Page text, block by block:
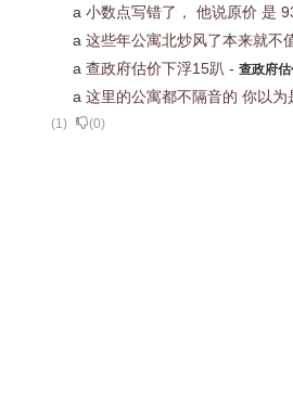
a 小数点写错了， 他说原价 是
a 这些年公寓北炒风了本来就不
a 查政府估价下浮15趴 - 查政府
a 这里的公寓都不隔音的 你以
(1) (0)